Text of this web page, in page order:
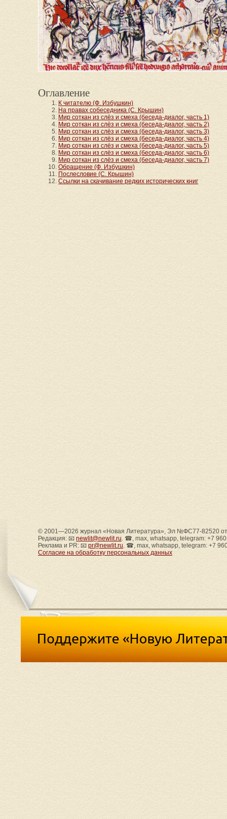
Оглавление
К читателю (Ф. Избушкин)
На правах собеседника (С. Крышин)
Мир соткан из слёз и смеха (беседа-диалог, часть 1)
Мир соткан из слёз и смеха (беседа-диалог, часть 2)
Мир соткан из слёз и смеха (беседа-диалог, часть 3)
Мир соткан из слёз и смеха (беседа-диалог, часть 4)
Мир соткан из слёз и смеха (беседа-диалог, часть 5)
Мир соткан из слёз и смеха (беседа-диалог, часть 6)
Мир соткан из слёз и смеха (беседа-диалог, часть 7)
Обращение (Ф. Избушкин)
Послесловие (С. Крышин)
Ссылки на скачивание редких исторических книг
© 2001—2026 журнал «Новая Литература», Эл №ФС77-82520
Редакция: 📧 newlit@newlit.ru. ☎, max, whatsapp, telegram: +7
Реклама и PR: 📧 pr@newlit.ru. ☎, max, whatsapp, telegram: +7
Согласие на обработку персональных данных